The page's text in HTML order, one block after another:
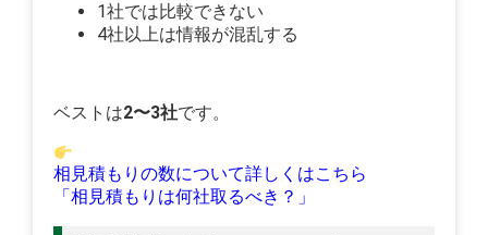
1社では比較できない
4社以上は情報が混乱する
ベストは2〜3社です。
相見積もりの数について詳しくはこちら
「相見積もりは何社取るべき？」